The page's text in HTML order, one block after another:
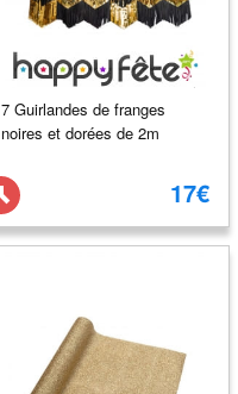
7 Guirlandes de franges
noires et dorées de 2m
17€